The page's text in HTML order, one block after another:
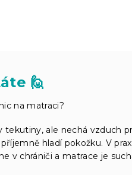
🙋
na matraci?
ale nechá vzduch
hladí pokožku. V
v chrániči a matrace je